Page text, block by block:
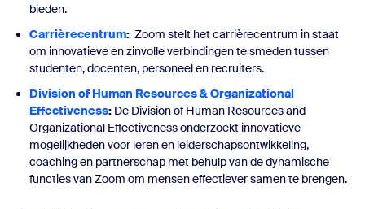
bieden.
Carrièrecentrum: Zoom stelt het carrièrecentrum in staat
om innovatieve en zinvolle verbindingen te smeden tussen
studenten, docenten, personeel en recruiters.
Division of Human Resources & Organizational
Effectiveness: De Division of Human Resources and
Organizational Effectiveness onderzoekt innovatieve
mogelijkheden voor leren en leiderschapsontwikkeling,
coaching en partnerschap met behulp van de dynamische
functies van Zoom om mensen effectiever samen te brengen.